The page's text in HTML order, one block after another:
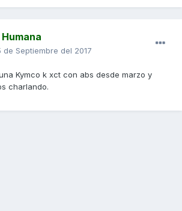
de Septiembre del 2017
Kymco k xct con abs desde marzo y
charlando.